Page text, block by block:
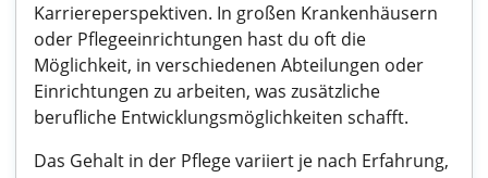
Karriereperspektiven. In großen Krankenhäusern
oder Pflegeeinrichtungen hast du oft die
Möglichkeit, in verschiedenen Abteilungen oder
Einrichtungen zu arbeiten, was zusätzliche
berufliche Entwicklungsmöglichkeiten schafft.
Das Gehalt in der Pflege variiert je nach Erfahrung,